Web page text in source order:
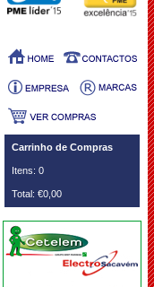
Carrinho de Compras
Itens: 0
Total: €0,00